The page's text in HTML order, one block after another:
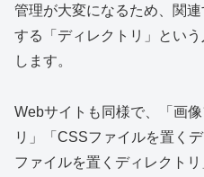
管理が大変になるため、関
する「ディレクトリ」とい
します。
Webサイトも同様で、「画
リ」「CSSファイルを置く
ファイルを置くディレクト